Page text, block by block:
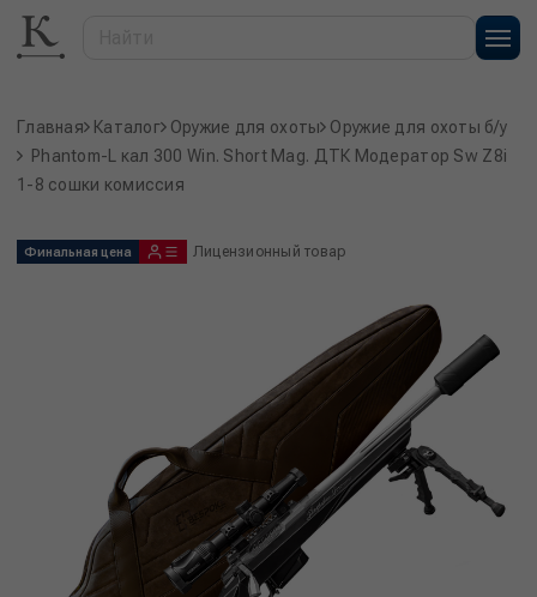
Главная Каталог Оружие для охоты Оружие для охоты б/у
Phantom-L кал 300 Win. Short Mag. ДТК Модератор Sw Z8i
1-8 сошки комиссия
Финальная цена Лицензионный товар